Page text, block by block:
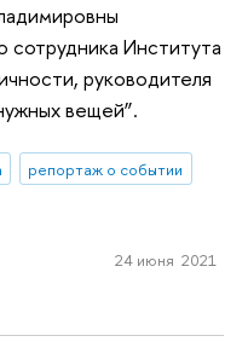
сотрудника Института
руководителя
вещей”.
репортаж о событии
24 июня 2021